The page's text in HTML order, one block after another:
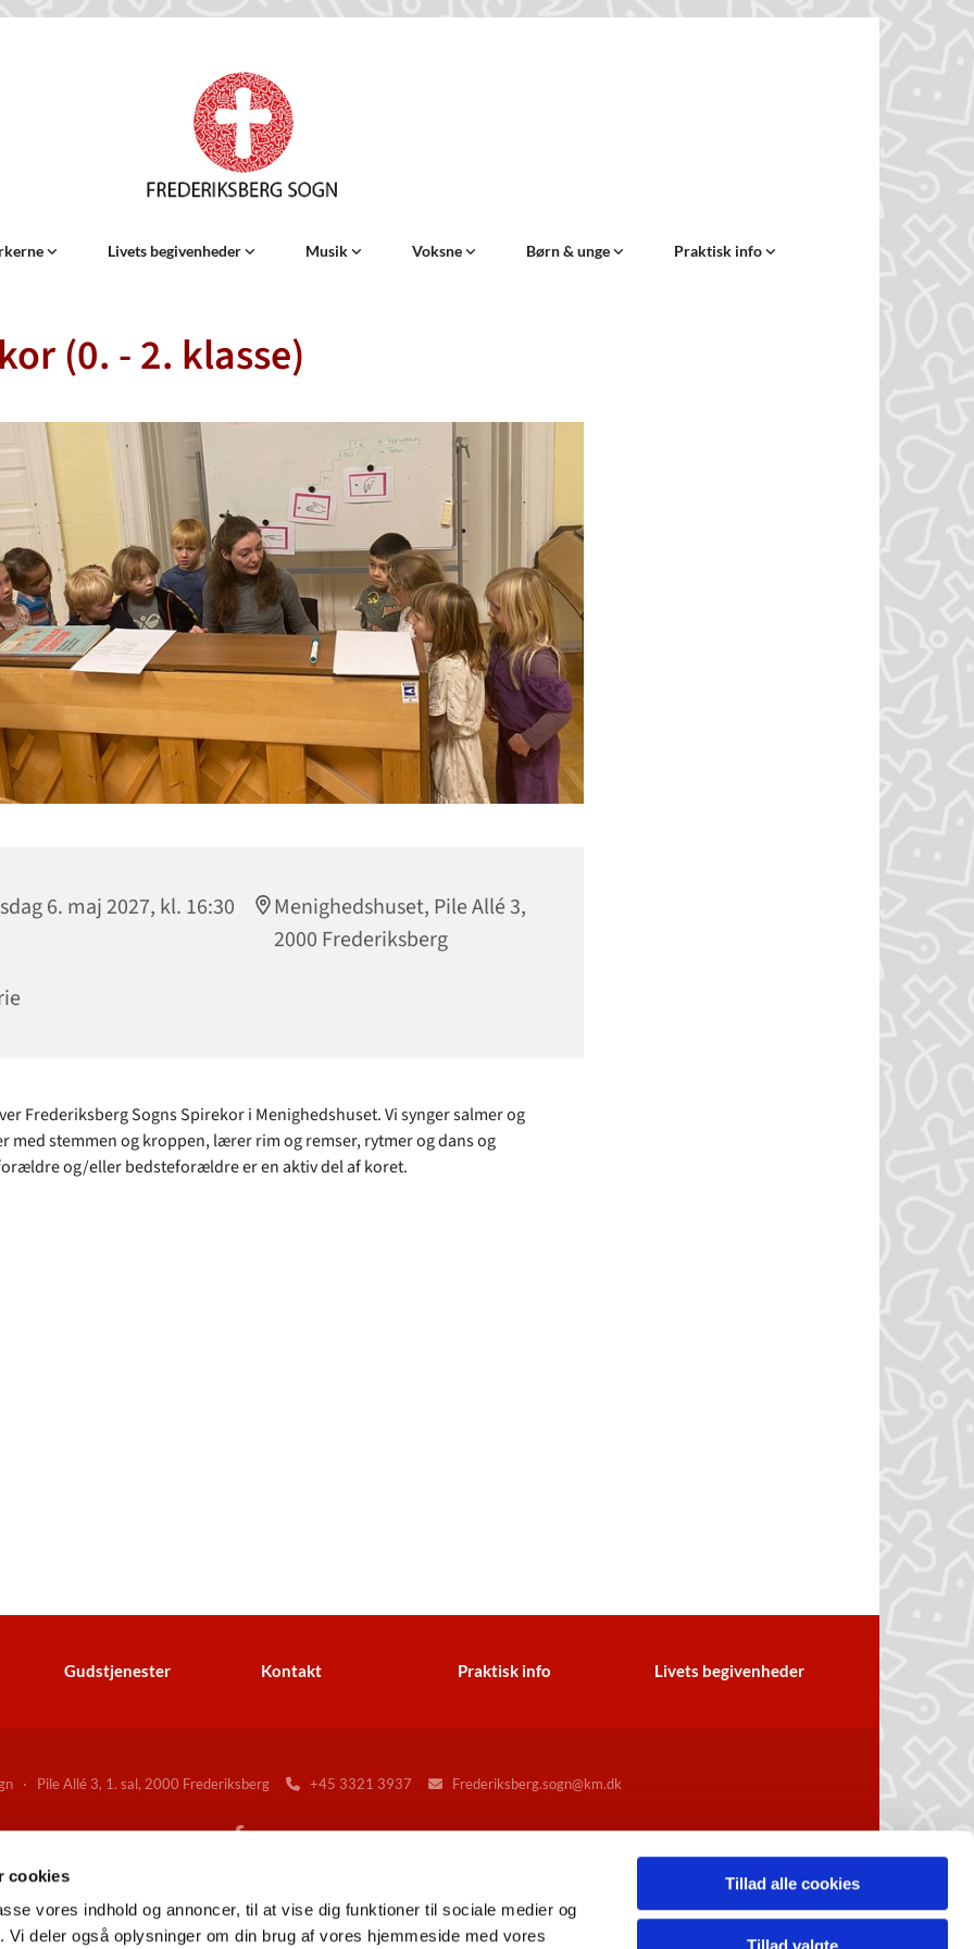
cookies
vores indhold og annoncer, til at vise dig funktioner til sociale medier og
deler også oplysninger om din brug af vores hjemmeside med vores
Tillad alle cookies
Tillad valgte
Livets begivenheder Musik Voksne Børn & unge Praktisk info
(0. - 2. klasse)
6. maj 2027, kl. 16:30
Menighedshuset, Pile Allé 3,
2000 Frederiksberg
Frederiksberg Sogns Spirekor i Menighedshuset. Vi synger salmer og
med stemmen og kroppen, lærer rim og remser, rytmer og dans og
og/eller bedsteforældre er en aktiv del af koret.
Gudstjenester Kontakt Praktisk info Livets begivenheder
· Pile Allé 3, 1. sal, 2000 Frederiksberg +45 3321 3937 Frederiksberg.sogn@km.dk
Gå til Folkekirken på Frederiksberg